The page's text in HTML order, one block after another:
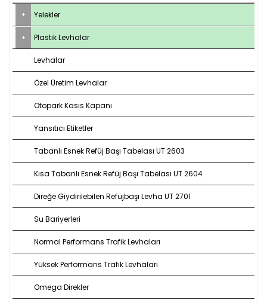
Yelekler
Plastik Levhalar
Levhalar
Özel Üretim Levhalar
Otopark Kasis Kapanı
Yansıtıcı Etiketler
Tabanlı Esnek Refüj Başı Tabelası UT 2603
Kısa Tabanlı Esnek Refüj Başı Tabelası UT 2604
Direğe Giydirilebilen Refüjbaşı Levha UT 2701
Su Bariyerleri
Normal Performans Trafik Levhaları
Yüksek Performans Trafik Levhaları
Omega Direkler